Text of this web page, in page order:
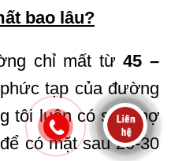
bao lâu?
chỉ mất từ45 –
tạp của đường
tôi luôn có sẵn thợ
có mặt sau 20-30